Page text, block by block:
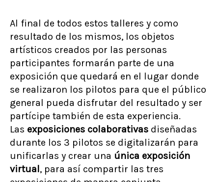
Al final de todos estos talleres y como
resultado de los mismos, los objetos
artísticos creados por las personas
participantes formarán parte de una
exposición que quedará en el lugar donde
se realizaron los pilotos para que el público
general pueda disfrutar del resultado y ser
partícipe también de esta experiencia.
Las exposiciones colaborativas diseñadas
durante los 3 pilotos se digitalizarán para
unificarlas y crear una única exposición
virtual, para así compartir las tres